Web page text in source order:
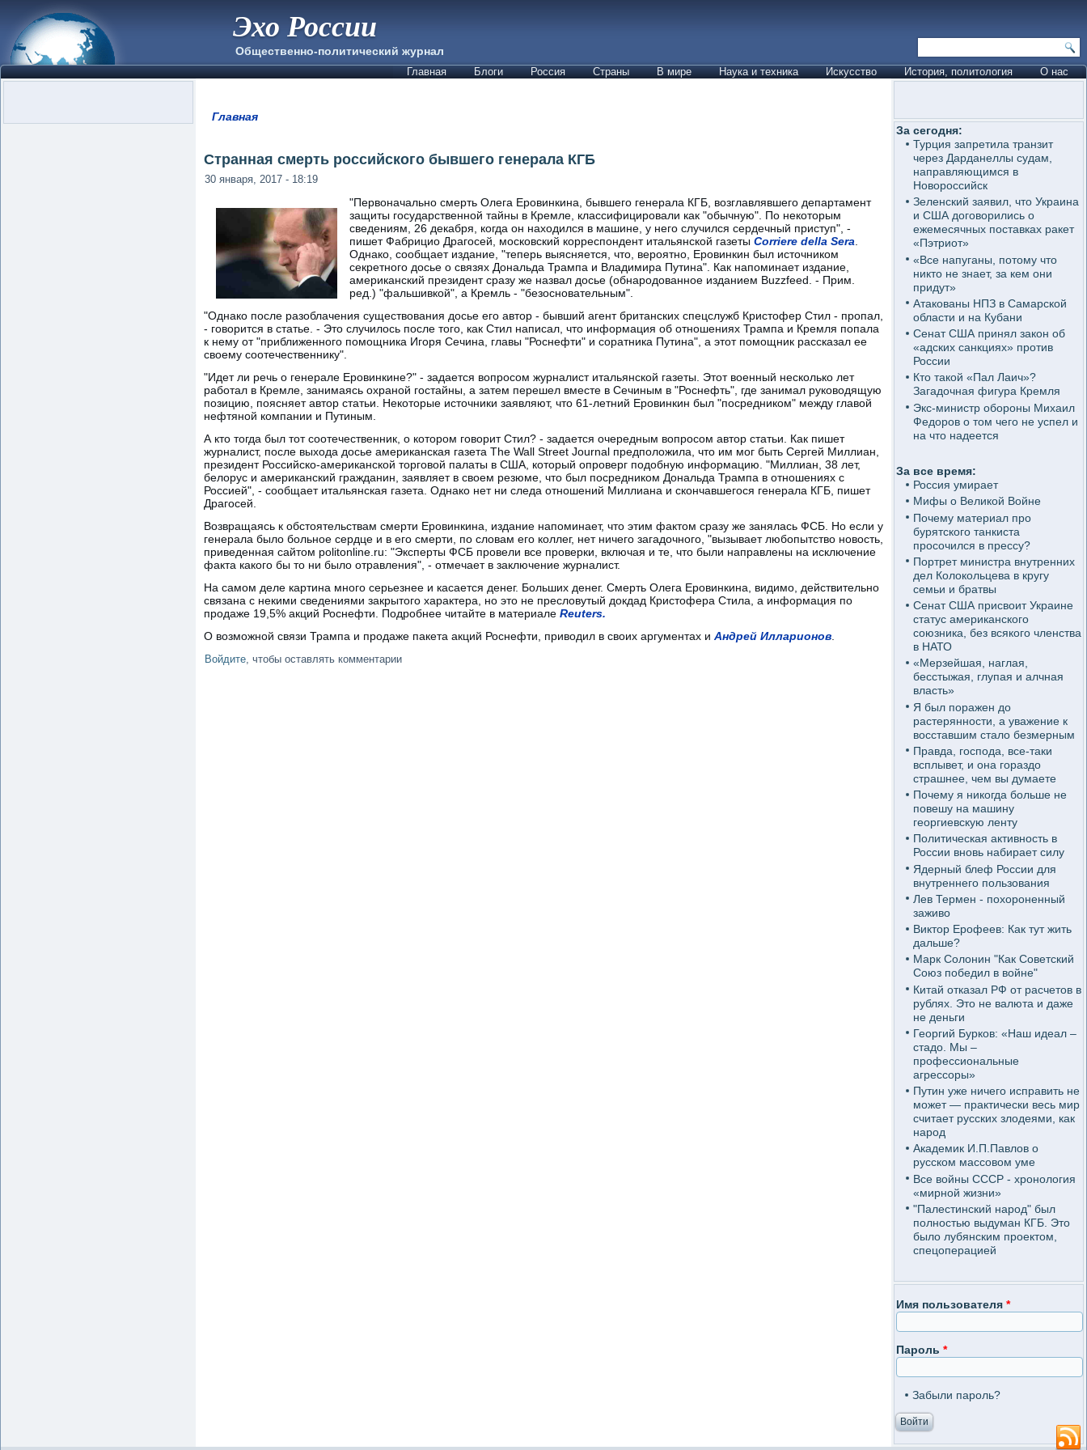
Эхо России
Общественно-политический журнал
Главная Блоги Россия Страны В мире Наука и техника Искусство История, политология О нас
Главная
Странная смерть российского бывшего генерала КГБ
30 января, 2017 - 18:19
"Первоначально смерть Олега Еровинкина, бывшего генерала КГБ, возглавлявшего департамент
защиты государственной тайны в Кремле, классифицировали как "обычную". По некоторым
сведениям, 26 декабря, когда он находился в машине, у него случился сердечный приступ", -
пишет Фабрицио Драгосей, московский корреспондент итальянской газеты Corriere della Sera
Однако, сообщает издание, "теперь выясняется, что, вероятно, Еровинкин был источником
секретного досье о связях Дональда Трампа и Владимира Путина". Как напоминает издание,
американский президент сразу же назвал досье (обнародованное изданием Buzzfeed. - Прим.
ред.) "фальшивкой", а Кремль - "безосновательным".
"Однако после разоблачения существования досье его автор - бывший агент британских спецслужб Кристофер Стил - пропал,
- говорится в статье. - Это случилось после того, как Стил написал, что информация об отношениях Трампа и Кремля попала
к нему от "приближенного помощника Игоря Сечина, главы "Роснефти" и соратника Путина", а этот помощник рассказал ее
своему соотечественнику".
"Идет ли речь о генерале Еровинкине?" - задается вопросом журналист итальянской газеты. Этот военный несколько лет
работал в Кремле, занимаясь охраной гостайны, а затем перешел вместе в Сечиным в "Роснефть", где занимал руководящую
позицию, поясняет автор статьи. Некоторые источники заявляют, что 61-летний Еровинкин был "посредником" между главой
нефтяной компании и Путиным.
А кто тогда был тот соотечественник, о котором говорит Стил? - задается очередным вопросом автор статьи. Как пишет
журналист, после выхода досье американская газета The Wall Street Journal предположила, что им мог быть Сергей Миллиан,
президент Российско-американской торговой палаты в США, который опроверг подобную информацию. "Миллиан, 38 лет,
белорус и американский гражданин, заявляет в своем резюме, что был посредником Дональда Трампа в отношениях с
Россией", - сообщает итальянская газета. Однако нет ни следа отношений Миллиана и скончавшегося генерала КГБ, пишет
Драгосей.
Возвращаясь к обстоятельствам смерти Еровинкина, издание напоминает, что этим фактом сразу же занялась ФСБ. Но если у
генерала было больное сердце и в его смерти, по словам его коллег, нет ничего загадочного, "вызывает любопытство новость,
приведенная сайтом politonline.ru: "Эксперты ФСБ провели все проверки, включая и те, что были направлены на исключение
факта какого бы то ни было отравления", - отмечает в заключение журналист.
На самом деле картина много серьезнее и касается денег. Больших денег. Смерть Олега Еровинкина, видимо, действительно
связана с некими сведениями закрытого характера, но это не пресловутый докдад Кристофера Стила, а информация по
продаже 19,5% акций Роснефти. Подробнее читайте в материале Reuters.
О возможной связи Трампа и продаже пакета акций Роснефти, приводил в своих аргументах и Андрей Илларионов
Войдите , чтобы оставлять комментарии
За сегодня:
Турция запретила транзит
через Дарданеллы судам,
направляющимся в
Новороссийск
Зеленский заявил, что Украина
и США договорились о
ежемесячных поставках ракет
«Пэтриот»
«Все напуганы, потому что
никто не знает, за кем они
придут»
Атакованы НПЗ в Самарской
области и на Кубани
Сенат США принял закон об
«адских санкциях» против
России
Кто такой «Пал Лаич»?
Загадочная фигура Кремля
Экс-министр обороны Михаил
Федоров о том чего не успел и
на что надеется
За все время:
Россия умирает
Мифы о Великой Войне
Почему материал про
бурятского танкиста
просочился в прессу?
Портрет министра внутренних
дел Колокольцева в кругу
семьи и братвы
Сенат США присвоит Украине
статус американского
союзника, без всякого членства
в НАТО
«Мерзейшая, наглая,
бесстыжая, глупая и алчная
власть»
Я был поражен до
растерянности, а уважение к
восставшим стало безмерным
Правда, господа, все-таки
всплывет, и она гораздо
страшнее, чем вы думаете
Почему я никогда больше не
повешу на машину
георгиевскую ленту
Политическая активность в
России вновь набирает силу
Ядерный блеф России для
внутреннего пользования
Лев Термен - похороненный
заживо
Виктор Ерофеев: Как тут жить
дальше?
Марк Солонин "Как Советский
Союз победил в войне"
Китай отказал РФ от расчетов в
рублях. Это не валюта и даже
не деньги
Георгий Бурков: «Наш идеал –
стадо. Мы –
профессиональные
агрессоры»
Путин уже ничего исправить не
может — практически весь мир
считает русских злодеями, как
народ
Академик И.П.Павлов о
русском массовом уме
Все войны СССР - хронология
«мирной жизни»
"Палестинский народ" был
полностью выдуман КГБ. Это
было лубянским проектом,
спецоперацией
Имя пользователя *
Пароль *
Забыли пароль?